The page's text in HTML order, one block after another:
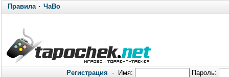
Правила· ЧаВо
Регистрация · Имя: Пароль: